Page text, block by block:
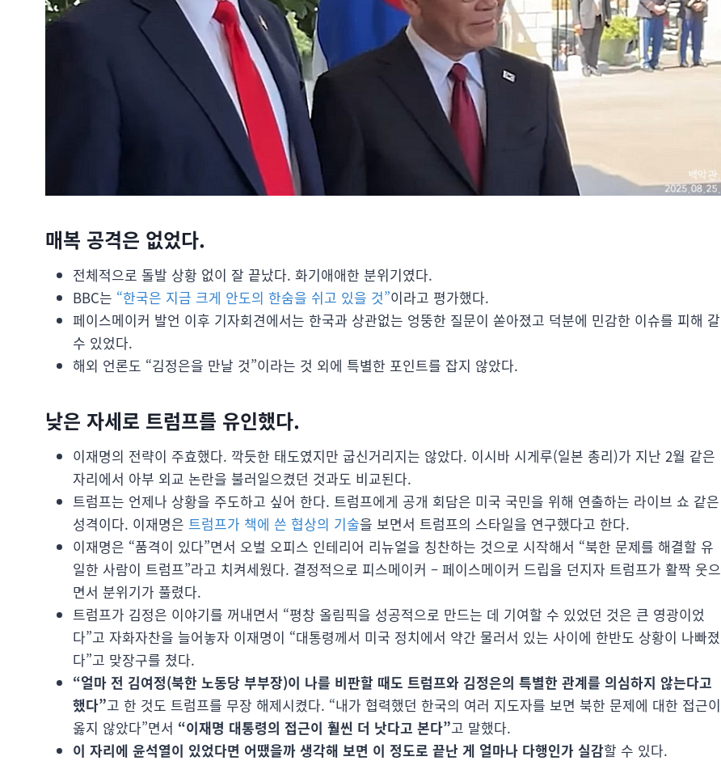
매복 공격은 없었다.
전체적으로 돌발 상황 없이 잘 끝났다. 화기애애한 분위기였다.
BBC는 “한국은 지금 크게 안도의 한숨을 쉬고 있을 것”이라고 평가했다.
페이스메이커 발언 이후 기자회견에서는 한국과 상관없는 엉뚱한 질문이 쏟아졌고 덕분에 민감한 이슈를 피해 갈
수 있었다.
해외 언론도 “김정은을 만날 것”이라는 것 외에 특별한 포인트를 잡지 않았다.
낮은 자세로 트럼프를 유인했다.
이재명의 전략이 주효했다. 깍듯한 태도였지만 굽신거리지는 않았다. 이시바 시게루(일본 총리)가 지난 2월 같은
자리에서 아부 외교 논란을 불러일으켰던 것과도 비교된다.
트럼프는 언제나 상황을 주도하고 싶어 한다. 트럼프에게 공개 회담은 미국 국민을 위해 연출하는 라이브 쇼 같은
성격이다. 이재명은 트럼프가 책에 쓴 협상의 기술을 보면서 트럼프의 스타일을 연구했다고 한다.
이재명은 “품격이 있다”면서 오벌 오피스 인테리어 리뉴얼을 칭찬하는 것으로 시작해서 “북한 문제를 해결할 유
일한 사람이 트럼프”라고 치켜세웠다. 결정적으로 피스메이커 – 페이스메이커 드립을 던지자 트럼프가 활짝 웃으
면서 분위기가 풀렸다.
트럼프가 김정은 이야기를 꺼내면서 “평창 올림픽을 성공적으로 만드는 데 기여할 수 있었던 것은 큰 영광이었
다”고 자화자찬을 늘어놓자 이재명이 “대통령께서 미국 정치에서 약간 물러서 있는 사이에 한반도 상황이 나빠졌
다”고 맞장구를 쳤다.
“얼마 전 김여정(북한 노동당 부부장)이 나를 비판할 때도 트럼프와 김정은의 특별한 관계를 의심하지 않는다고
했다”고 한 것도 트럼프를 무장 해제시켰다. “내가 협력했던 한국의 여러 지도자를 보면 북한 문제에 대한 접근이
옳지 않았다”면서 “이재명 대통령의 접근이 훨씬 더 낫다고 본다”고 말했다.
이 자리에 윤석열이 있었다면 어땠을까 생각해 보면 이 정도로 끝난 게 얼마나 다행인가 실감할 수 있다.